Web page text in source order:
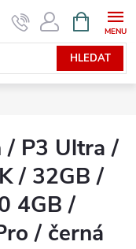
HLEDAT
NÁKUPNÍ
KOŠÍK
/ P3 Ultra /
/ 32GB /
4GB /
/ černá